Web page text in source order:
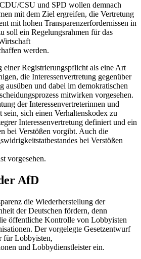
CSU und SPD wollen demnach
mit dem Ziel ergreifen, die Vertretung
mit hohen Transparenzerfordernissen in
soll ein Regelungsrahmen für das
werden.
einer Registrierungspflicht als eine Art
die Interessenvertretung gegenüber
ausüben und dabei im demokratischen
mitwirken vorgesehen.
der Interessenvertreterinnen und
sein, sich einen Verhaltenskodex zu
Interessenvertretung definiert und ein
bei Verstößen vorgibt. Auch die
bei Verstößen
vorgesehen.
AfD
die Wiederherstellung der
der Deutschen fördern, denn
öffentliche Kontrolle von Lobbyisten
Der vorgelegte Gesetzentwurf
für Lobbyisten,
und Lobbydienstleister ein.